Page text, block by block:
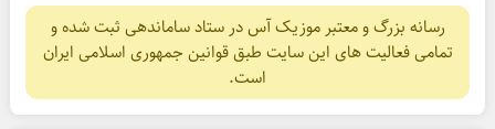
رسانه بزرگ و معتبر موزیک آس در ستاد ساماندهی ثبت شده و
تمامی فعالیت های این سایت طبق قوانین جمهوری اسلامی ایران
است.